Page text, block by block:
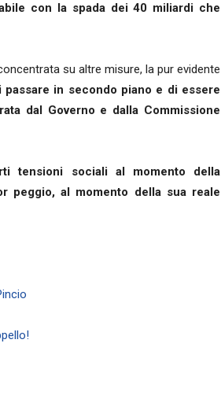
con la spada dei 40 miliardi che
su altre misure, la pur evidente
passare in secondo piano e di essere
dal Governo e dalla Commissione
tensioni sociali al momento della
peggio, al momento della sua reale